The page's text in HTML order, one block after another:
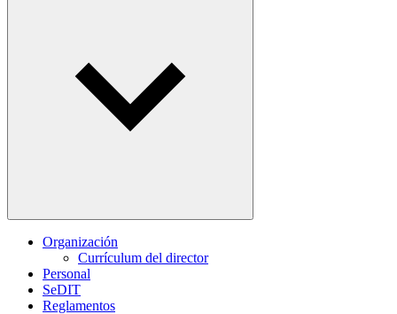
Organización
Currículum del director
Personal
SeDIT
Reglamentos